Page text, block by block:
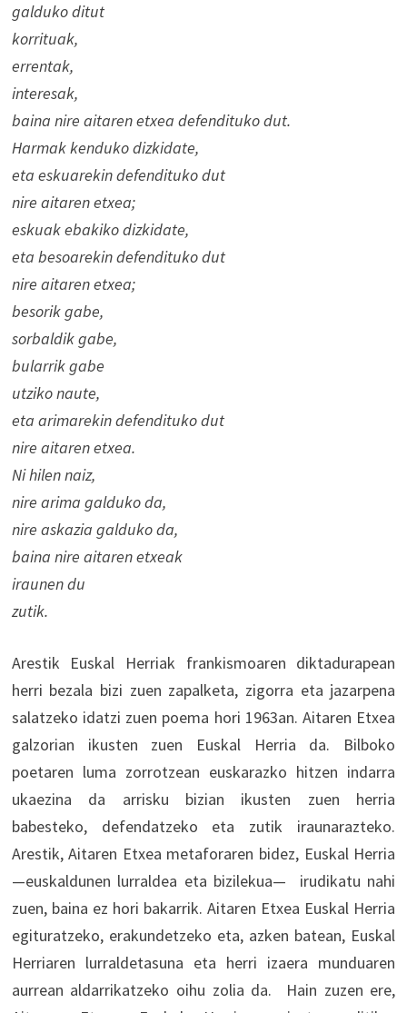
galduko ditut
korrituak,
errentak,
interesak,
baina nire aitaren etxea defendituko dut.
Harmak kenduko dizkidate,
eta eskuarekin defendituko dut
nire aitaren etxea;
eskuak ebakiko dizkidate,
eta besoarekin defendituko dut
nire aitaren etxea;
besorik gabe,
sorbaldik gabe,
bularrik gabe
utziko naute,
eta arimarekin defendituko dut
nire aitaren etxea.
Ni hilen naiz,
nire arima galduko da,
nire askazia galduko da,
baina nire aitaren etxeak
iraunen du
zutik.
Arestik Euskal Herriak frankismoaren diktadurapean
herri bezala bizi zuen zapalketa, zigorra eta jazarpena
salatzeko idatzi zuen poema hori 1963an. Aitaren Etxea
galzorian ikusten zuen Euskal Herria da. Bilboko
poetaren luma zorrotzean euskarazko hitzen indarra
ukaezina da arrisku bizian ikusten zuen herria
babesteko, defendatzeko eta zutik iraunarazteko.
Arestik, Aitaren Etxea metaforaren bidez, Euskal Herria
—euskaldunen lurraldea eta bizilekua— irudikatu nahi
zuen, baina ez hori bakarrik. Aitaren Etxea Euskal Herria
egituratzeko, erakundetzeko eta, azken batean, Euskal
Herriaren lurraldetasuna eta herri izaera munduaren
aurrean aldarrikatzeko oihu zolia da. Hain zuzen ere,